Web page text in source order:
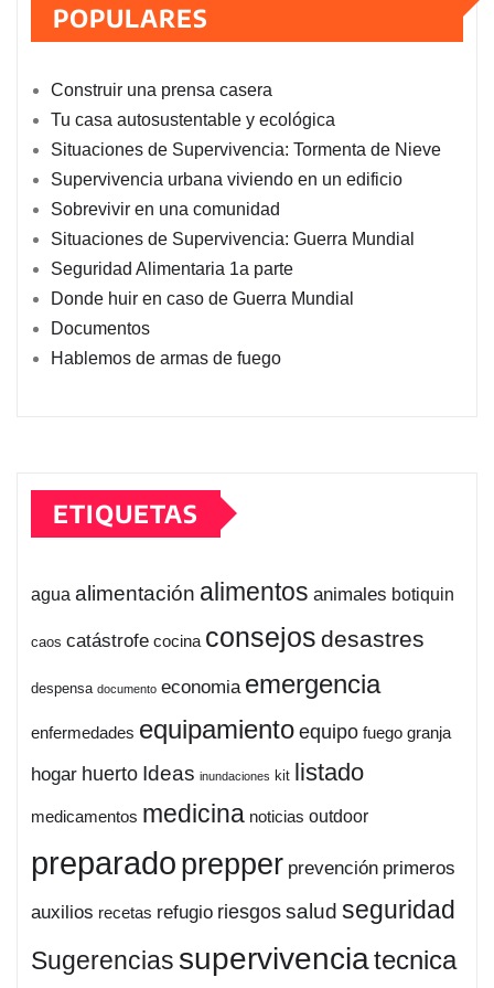
POPULARES
Construir una prensa casera
Tu casa autosustentable y ecológica
Situaciones de Supervivencia: Tormenta de Nieve
Supervivencia urbana viviendo en un edificio
Sobrevivir en una comunidad
Situaciones de Supervivencia: Guerra Mundial
Seguridad Alimentaria 1a parte
Donde huir en caso de Guerra Mundial
Documentos
Hablemos de armas de fuego
ETIQUETAS
agua alimentación alimentos animales botiquin
caos catástrofe cocina consejos desastres
despensa documento economia emergencia
enfermedades equipamiento equipo fuego granja
hogar huerto Ideas inundaciones kit listado
medicamentos medicina noticias outdoor
preparadoprepper prevención primeros
auxilios recetas refugio riesgos salud seguridad
Sugerencias supervivenciatecnica